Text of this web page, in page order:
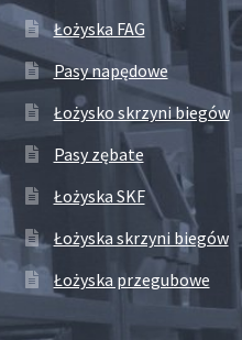
Łożyska FAG
Pasy napędowe
Łożysko skrzyni biegów
Pasy zębate
Łożyska SKF
Łożyska skrzyni biegów
Łożyska przegubowe